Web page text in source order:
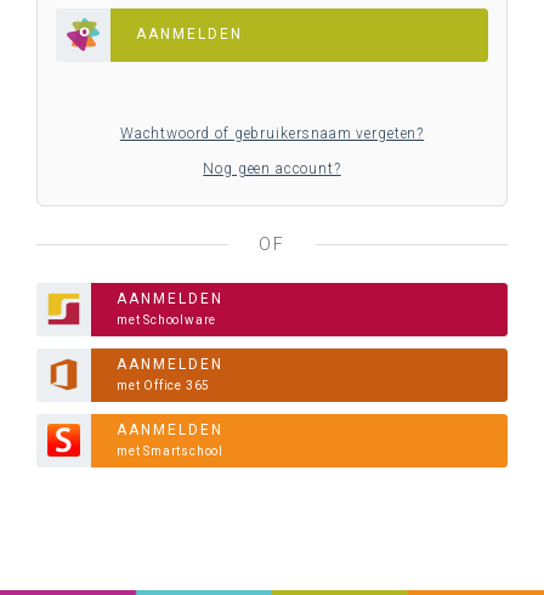
AANMELDEN
Wachtwoord of gebruikersnaam vergeten?
Nog geen account?
OF
AANMELDEN
met Schoolware
AANMELDEN
met Office 365
AANMELDEN
met Smartschool